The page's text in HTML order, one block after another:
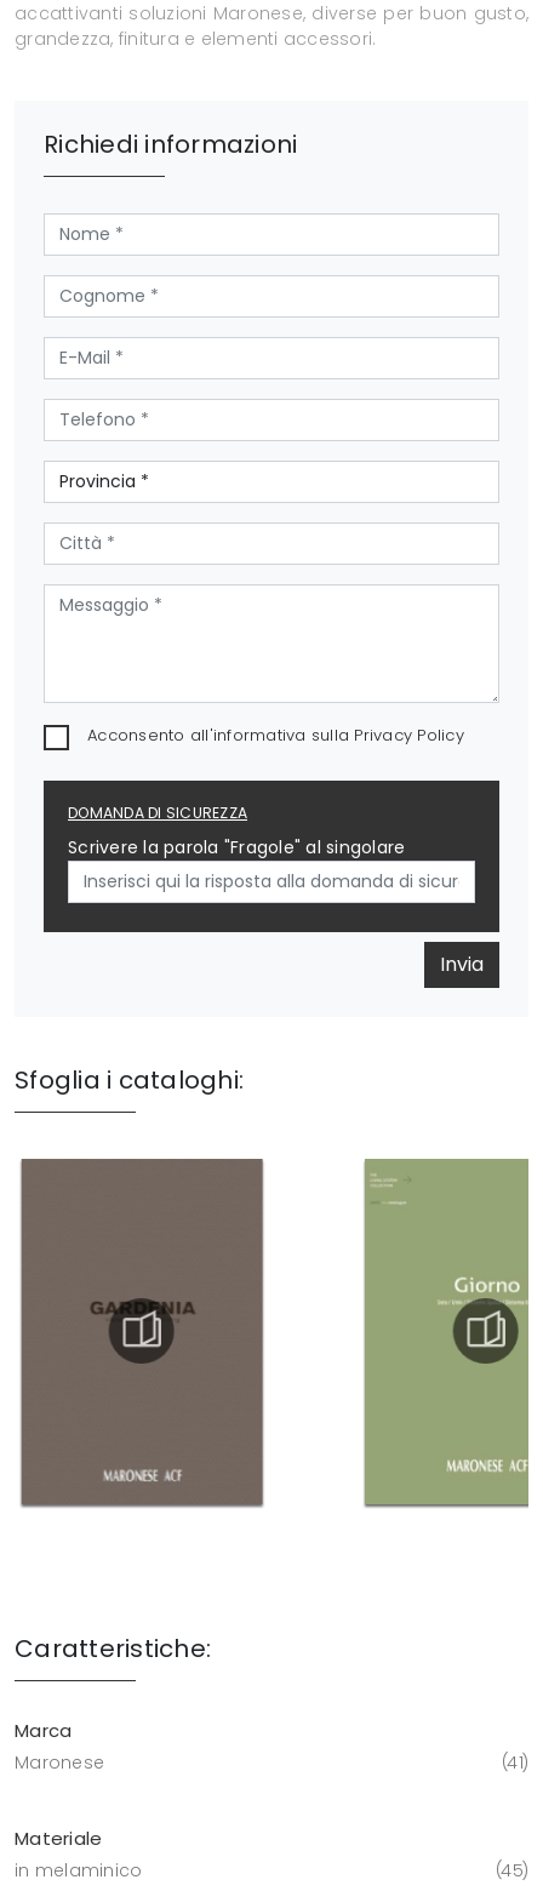
accattivanti soluzioni Maronese, diverse per buon gusto,
grandezza, finitura e elementi accessori.
Richiedi informazioni
Acconsento all'informativa sulla Privacy Policy
DOMANDA DI SICUREZZA
Scrivere la parola "Fragole" al singolare
Invia
Sfoglia i cataloghi:
Caratteristiche:
Marca
Maronese 41
Materiale
in melaminico 45